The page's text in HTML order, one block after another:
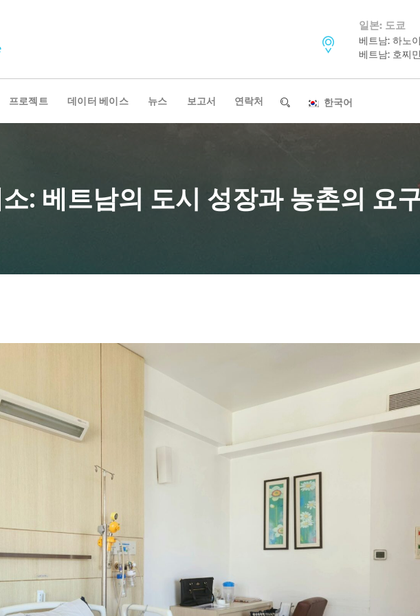
일본: 도쿄
베트남: 하노
베트남: 호찌
프로젝트 데이터 베이스 뉴스 보고서 연락처 한국어
: 베트남의 도시 성장과 농촌의 요
뉴스레터 구독